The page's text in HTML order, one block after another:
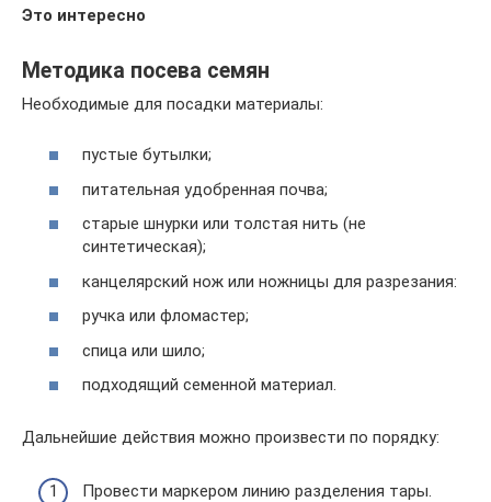
Это интересно
Методика посева семян
Необходимые для посадки материалы:
пустые бутылки;
питательная удобренная почва;
старые шнурки или толстая нить (не
синтетическая);
канцелярский нож или ножницы для разрезания:
ручка или фломастер;
спица или шило;
подходящий семенной материал.
Дальнейшие действия можно произвести по порядку:
Провести маркером линию разделения тары.